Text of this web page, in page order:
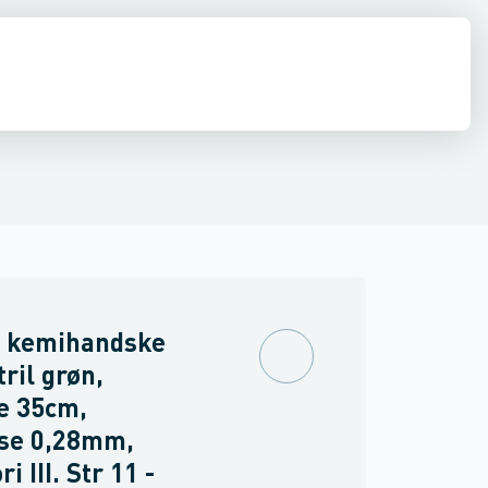
udstyr
kemihandske
grøn,
35cm,
0,28mm,
III. Str 11 -